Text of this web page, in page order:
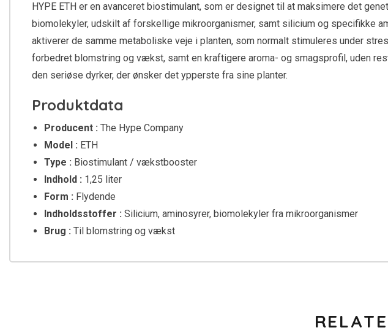
HYPE ETH er en avanceret biostimulant, som er designet til at maksimere det
biomolekyler, udskilt af forskellige mikroorganismer, samt silicium og specifikke
aktiverer de samme metaboliske veje i planten, som normalt stimuleres under
forbedret blomstring og vækst, samt en kraftigere aroma- og smagsprofil, uden
den seriøse dyrker, der ønsker det ypperste fra sine planter.
Produktdata
Producent : The Hype Company
Model : ETH
Type : Biostimulant / vækstbooster
Indhold : 1,25 liter
Form : Flydende
Indholdsstoffer : Silicium, aminosyrer, biomolekyler fra mikroorganismer
Brug : Til blomstring og vækst